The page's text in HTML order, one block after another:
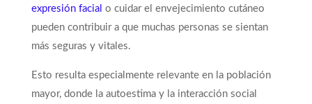
expresión facial o cuidar el envejecimiento cutáneo
pueden contribuir a que muchas personas se sientan
más seguras y vitales.
Esto resulta especialmente relevante en la población
mayor, donde la autoestima y la interacción social